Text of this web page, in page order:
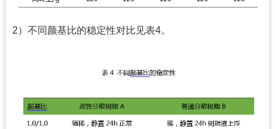
2）不同颜基比的稳定性对比见表4。